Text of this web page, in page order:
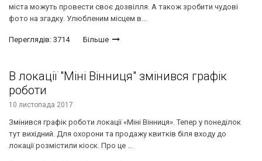
міста можуть провести своє дозвілля. А також зробити чудові
фото на згадку. Улюбленим місцем в...
Переглядів: 3714 Більше
В локації "Міні Вінниця" змінився графік
роботи
10 листопада 2017
Змінився графік роботи локації «Міні Вінниця». Тепер у понеділок
тут вихідний. Для охорони та продажу квитків біля входу до
локації розмістили кіоск. Про це ...